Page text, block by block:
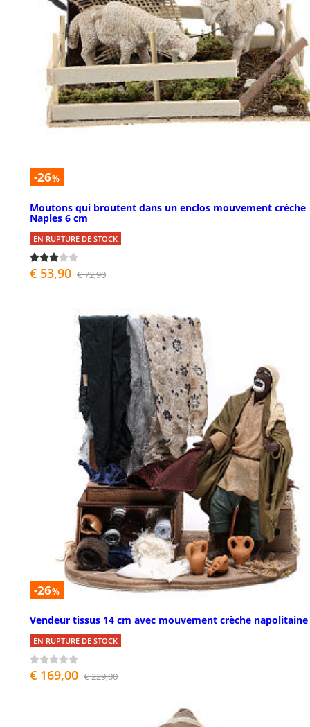
-26%
Moutons qui broutent dans un enclos mouvement crèche
Naples 6 cm
EN RUPTURE DE STOCK
€ 53,90 € 72,90
-26%
Vendeur tissus 14 cm avec mouvement crèche napolitaine
EN RUPTURE DE STOCK
€ 169,00 € 229,00